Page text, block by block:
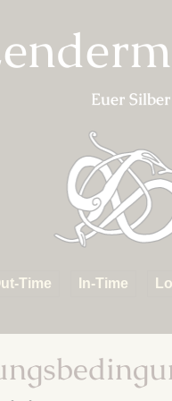
Euer
Time
In-Time
Mannen